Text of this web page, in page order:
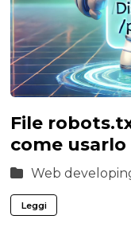
File
come usarlo
Web
Leggi